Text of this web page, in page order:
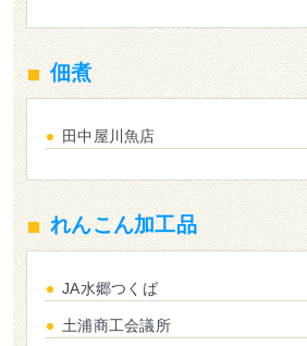
佃煮
田中屋川魚店
れんこん加工品
JA水郷つくば
土浦商工会議所